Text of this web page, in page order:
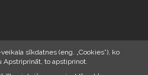
sīkdatnes (eng. „Cookies”), ko
to apstiprinot.